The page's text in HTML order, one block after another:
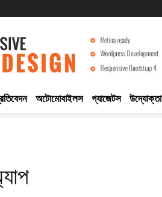
অটোমোবাইলস গ্যাজেটস উদ্যোক্তা